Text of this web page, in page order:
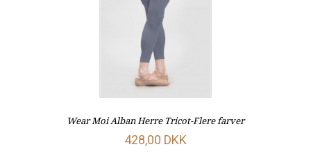
Wear Moi Alban Herre Tricot-Flere farver
428,00 DKK